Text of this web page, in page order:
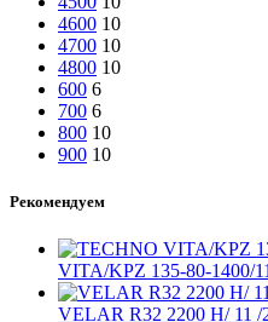
4600 10
4700 10
4800 10
600 6
700 6
800 10
900 10
Рекомендуем
VITA/KPZ 135-80-1400/
VELAR R32 2200 H/ 11 /